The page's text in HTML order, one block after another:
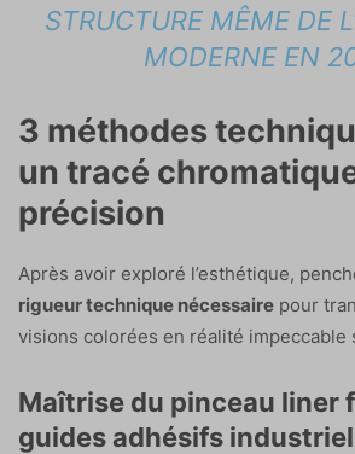
STRUCTURE MÊME DE
MODERNE EN
3 méthodes
un tracé
précision
Après avoir exploré l’esthétique,
rigueur technique nécessaire pour
visions colorées en réalité impeccable
Maîtrise du pinceau liner
guides adhésifs